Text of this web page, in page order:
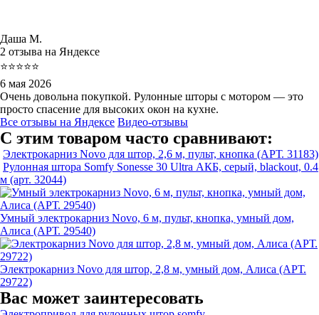
Даша М.
2 отзыва на Яндексе
⭐⭐⭐⭐⭐
6 мая 2026
Очень довольна покупкой. Рулонные шторы с мотором — это
просто спасение для высоких окон на кухне.
Все отзывы на Яндексе Видео-отзывы
С этим товаром часто сравнивают:
Электрокарниз Novo для штор, 2,6 м, пульт, кнопка (АРТ. 31183)
Рулонная штора Somfy Sonesse 30 Ultra АКБ, серый, blackout, 0.4
м (арт. 32044)
Умный электрокарниз Novo, 6 м, пульт, кнопка, умный дом,
Алиса (АРТ. 29540)
Электрокарниз Novo для штор, 2,8 м, умный дом, Алиса (АРТ.
29722)
Вас может заинтересовать